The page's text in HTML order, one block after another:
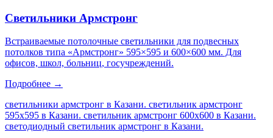
Светильники Армстронг
Встраиваемые потолочные светильники для подвесных
потолков типа «Армстронг» 595×595 и 600×600 мм. Для
офисов, школ, больниц, госучреждений.
Подробнее →
светильники армстронг в Казани. светильник армстронг
595х595 в Казани. светильник армстронг 600х600 в Казани.
светодиодный светильник армстронг в Казани.